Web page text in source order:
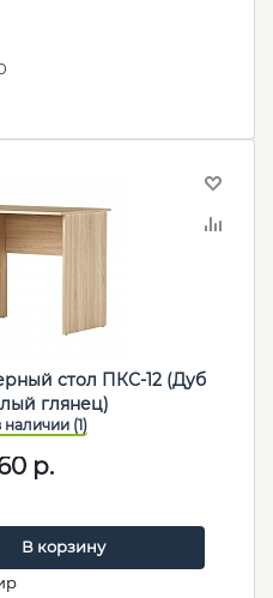
стол ПКС-12 (Дуб
глянец)
р.
В корзину